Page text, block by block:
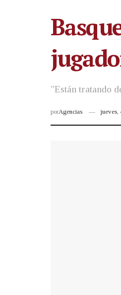
"Están tratando
porAgencias jueves,